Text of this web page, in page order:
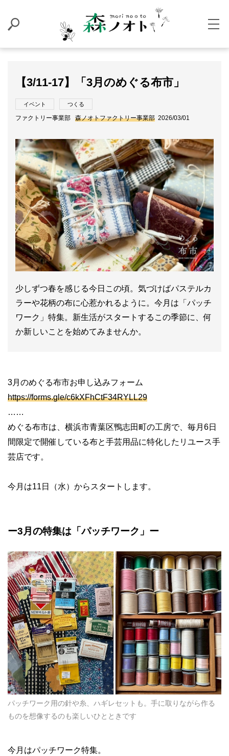
【3/11-17】「3月のめぐる布市」
イベント つくる
ファクトリー事業部 森ノオトファクトリー事業部 2026/03/01
少しずつ春を感じる今日この頃。気づけばパステルカ
ラーや花柄の布に心惹かれるように。今月は「パッチ
ワーク」特集。新生活がスタートするこの季節に、何
か新しいことを始めてみませんか。
3月のめぐる布市お申し込みフォーム
https://forms.gle/c6kXFhCtF34RYLL29
……
めぐる布市は、横浜市青葉区鴨志田町の工房で、毎月6日
間限定で開催している布と手芸用品に特化したリユース手
芸店です。
今月は11日（水）からスタートします。
ー3月の特集は「パッチワーク」ー
パッチワーク用の針や糸、ハギレセットも。手に取りながら作る
ものを想像するのも楽しいひとときです
今月はパッチワーク特集。